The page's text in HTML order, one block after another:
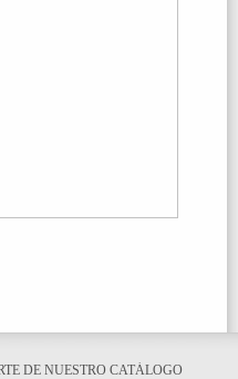
DE NUESTRO CATÁLOGO